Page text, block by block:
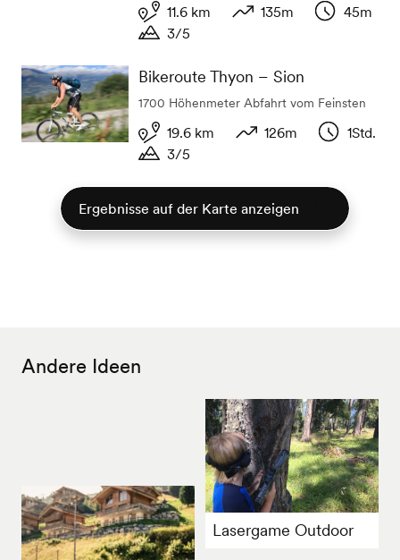
Distanz
11.6 km
135m
45m
3/5
Bikeroute Thyon – Sion
1700 Höhenmeter Abfahrt vom Feinsten
Distanz
19.6 km
126m
1Std.
3/5
Ergebnisse auf der Karte anzeigen
Andere Ideen
Lasergame Outdoor